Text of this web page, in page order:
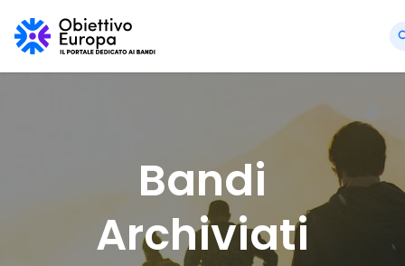
Bandi
Archiviati